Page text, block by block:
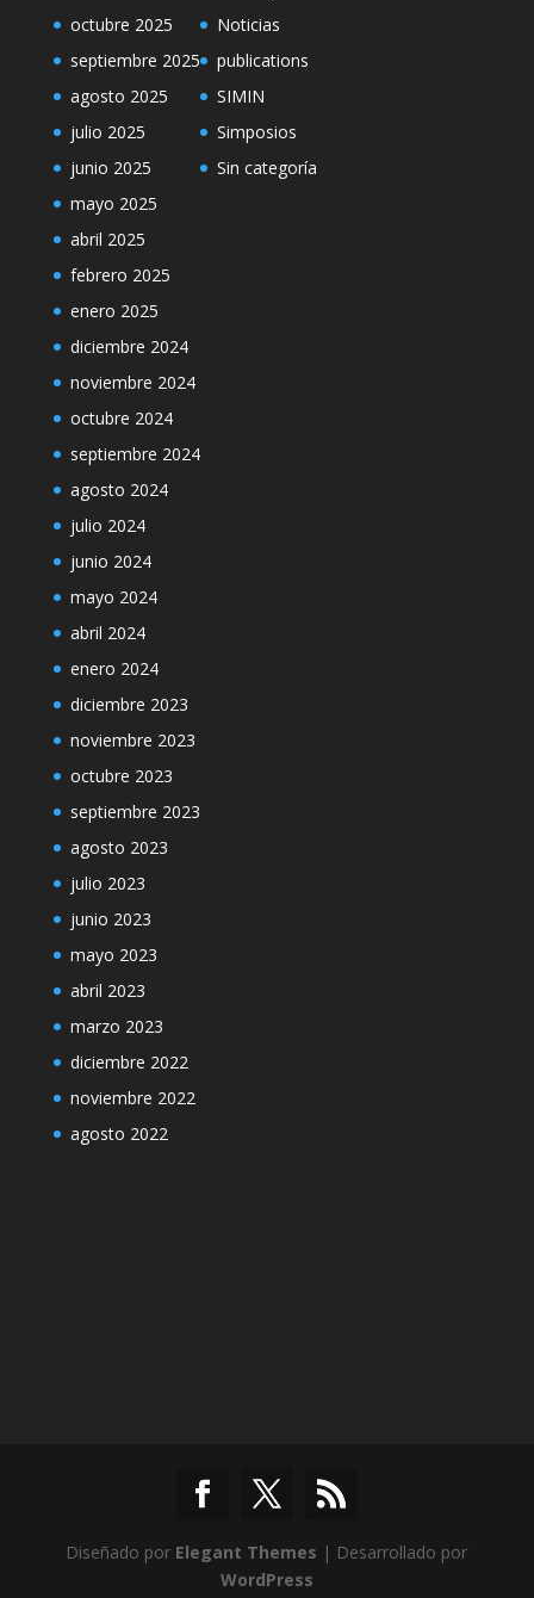
octubre 2025
septiembre 2025
agosto 2025
julio 2025
junio 2025
mayo 2025
abril 2025
febrero 2025
enero 2025
diciembre 2024
noviembre 2024
octubre 2024
septiembre 2024
agosto 2024
julio 2024
junio 2024
mayo 2024
abril 2024
enero 2024
diciembre 2023
noviembre 2023
octubre 2023
septiembre 2023
agosto 2023
julio 2023
junio 2023
mayo 2023
abril 2023
marzo 2023
diciembre 2022
noviembre 2022
agosto 2022
Noticias
publications
SIMIN
Simposios
Sin categoría
Diseñado por Elegant Themes | Desarrollado por
WordPress